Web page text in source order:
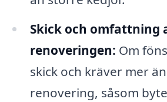
Skick och omfattning
renoveringen: Om
skick och kräver mer
renovering, såsom